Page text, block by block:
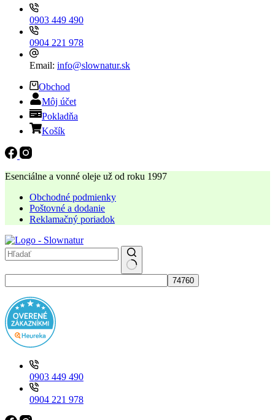
0903 449 490
0904 221 978
Email: info@slownatur.sk
Obchod
Môj účet
Pokladňa
Košík
Esenciálne a vonné oleje už od roku 1997
Obchodné podmienky
Poštovné a dodanie
Reklamačný poriadok
results
0903 449 490
0904 221 978